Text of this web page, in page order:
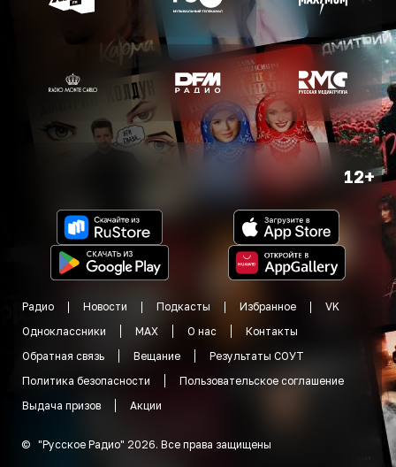
12+
Радио Новости Подкасты Избранное
VK
Одноклассники
MAX О нас
Контакты
Обратная связь
Вещание
Результаты СОУТ
Политика безопасности
Пользовательское соглашение
Выдача призов
Акции
© "Русское Радио" 2026. Все права защищены